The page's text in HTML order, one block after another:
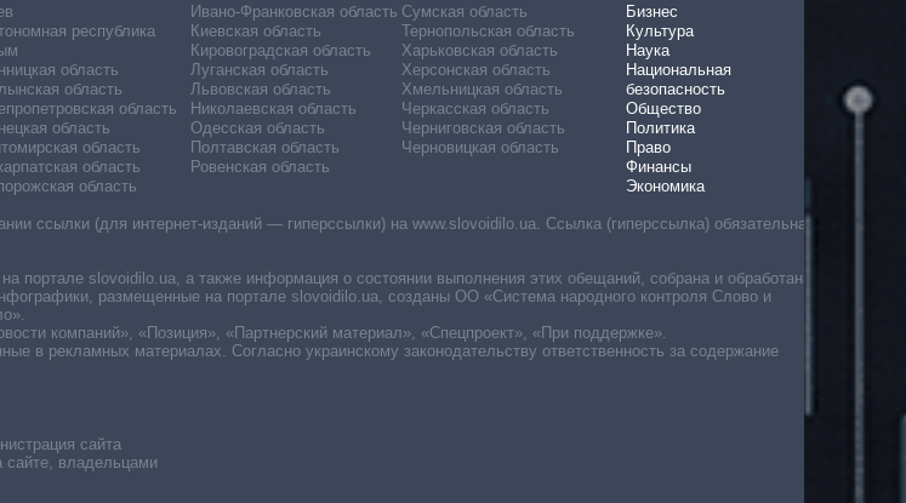
республика
область
область
область
область
область
область
область
Ивано-Франковская область
Киевская область
Кировоградская область
Луганская область
Львовская область
Николаевская область
Одесская область
Полтавская область
Ровенская область
Сумская область
Тернопольская область
Харьковская область
Херсонская область
Хмельницкая область
Черкасская область
Черниговская область
Черновицкая область
Бизнес
Культура
Наука
Национальная
безопасность
Общество
Политика
Право
Финансы
Экономика
сайта
сайте, владельцами
ссылки (для интернет-изданий — гиперссылки) на www.slovoidilo.ua. Ссылка (гиперссылка) обязательна
slovoidilo.ua, а также информация о состоянии выполнения этих обещаний, собрана и обработана
размещенные на портале slovoidilo.ua, созданы ОО «Система народного контроля Слово и
компаний», «Позиция», «Партнерский материал», «Спецпроект», «При поддержке».
в рекламных материалах. Согласно украинскому законодательству ответственность за содержание